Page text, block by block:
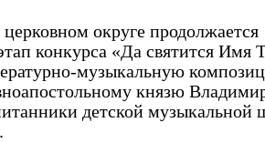
округе продолжается
конкурса «Да святится Имя
музыкальную
князю
детской музыкальной